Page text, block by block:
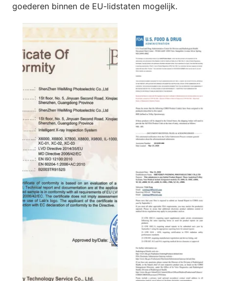
goederen binnen de EU-lidstaten mogelijk.